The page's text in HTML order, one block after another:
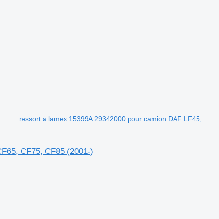
ressort à lames 15399A 29342000 pour camion DAF LF45,
CF75, CF85 (2001-)